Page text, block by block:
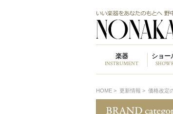
楽器
INSTRUMENT
ショー
HOME > 更新情報 > 価格改定